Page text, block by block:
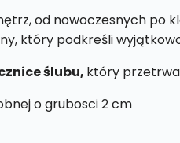
od nowoczesnych po
który podkreśli
ślubu, który
o grubosci 2 cm